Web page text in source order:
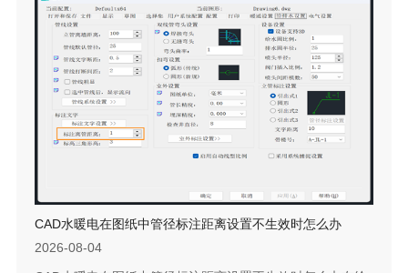
描述：CAD水暖电怎样将图纸转换为其它软件格式？步骤指
引：1. 打开需要转换的图纸，点击水暖电菜单【文件布图-整
图导出】或【文件布图-图形导出...
CAD水暖电在图纸中管径标注距离设置不生效时怎么办
2026-08-04